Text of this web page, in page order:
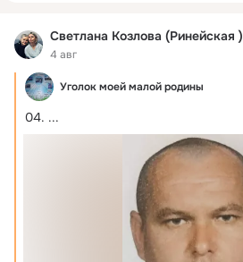
Светлана Козлова (Ринейская )
4 авг
Уголок моей малой родины
04. ...